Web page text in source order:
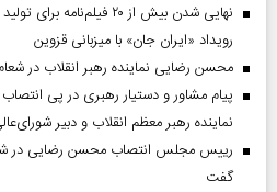
نهایی شدن بیش از ۲۰
رویداد «ایران جان» با میزبانی قزوین
محسن رضایی نماینده رهبر انقلاب در
پیام مشاور و دستیار رهبری در پی
نماینده رهبر معظم انقلاب و دبیر
رییس مجلس انتصاب محسن رضایی در
گفت